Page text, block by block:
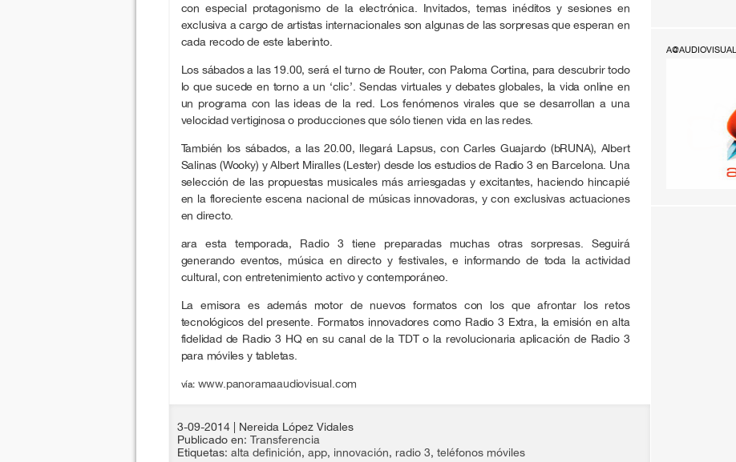
A@AUDIOVISUAL
con especial protagonismo de la electrónica. Invitados, temas inéditos y sesiones en
exclusiva a cargo de artistas internacionales son algunas de las sorpresas que esperan en
cada recodo de este laberinto.
Los sábados a las 19.00, será el turno de Router, con Paloma Cortina, para descubrir todo
lo que sucede en torno a un ‘clic’. Sendas virtuales y debates globales, la vida online en
un programa con las ideas de la red. Los fenómenos virales que se desarrollan a una
velocidad vertiginosa o producciones que sólo tienen vida en las redes.
También los sábados, a las 20.00, llegará Lapsus, con Carles Guajardo (bRUNA), Albert
Salinas (Wooky) y Albert Miralles (Lester) desde los estudios de Radio 3 en Barcelona. Una
selección de las propuestas musicales más arriesgadas y excitantes, haciendo hincapié
en la floreciente escena nacional de músicas innovadoras, y con exclusivas actuaciones
en directo.
ara esta temporada, Radio 3 tiene preparadas muchas otras sorpresas. Seguirá
generando eventos, música en directo y festivales, e informando de toda la actividad
cultural, con entretenimiento activo y contemporáneo.
La emisora es además motor de nuevos formatos con los que afrontar los retos
tecnológicos del presente. Formatos innovadores como Radio 3 Extra, la emisión en alta
fidelidad de Radio 3 HQ en su canal de la TDT o la revolucionaria aplicación de Radio 3
para móviles y tabletas.
vía: www.panoramaaudiovisual.com
3-09-2014
| Nereida López Vidales
Publicado en: Transferencia
Etiquetas: alta definición, app, innovación, radio 3, teléfonos móviles